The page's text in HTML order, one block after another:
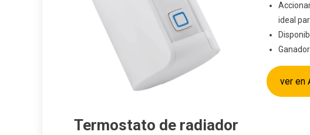
ideal
ver en
Termostato de radiador